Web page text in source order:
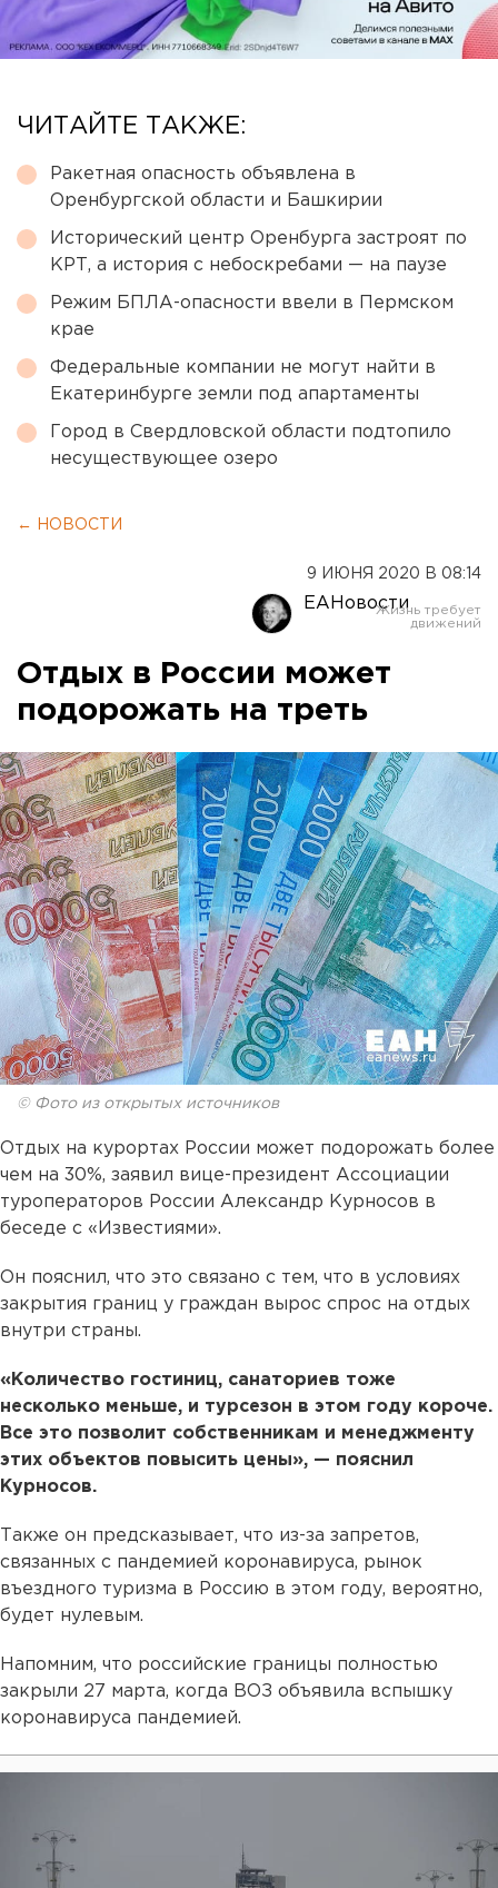
ЧИТАЙТЕ ТАКЖЕ:
Ракетная опасность объявлена в
Оренбургской области и Башкирии
Исторический центр Оренбурга застроят по
КРТ, а история с небоскребами — на паузе
Режим БПЛА-опасности ввели в Пермском
крае
Федеральные компании не могут найти в
Екатеринбурге земли под апартаменты
Город в Свердловской области подтопило
несуществующее озеро
← НОВОСТИ
9 ИЮНЯ 2020 В 08:14
ЕАНовости
Отдых в России может
подорожать на треть
© Фото из открытых источников
Отдых на курортах России может подорожать более
чем на 30%, заявил вице-президент Ассоциации
туроператоров России Александр Курносов в
беседе с «Известиями».
Он пояснил, что это связано с тем, что в условиях
закрытия границ у граждан вырос спрос на отдых
внутри страны.
«Количество гостиниц, санаториев тоже
несколько меньше, и турсезон в этом году короче.
Все это позволит собственникам и менеджменту
этих объектов повысить цены», — пояснил
Курносов.
Также он предсказывает, что из-за запретов,
связанных с пандемией коронавируса, рынок
въездного туризма в Россию в этом году, вероятно,
будет нулевым.
Напомним, что российские границы полностью
закрыли 27 марта, когда ВОЗ объявила вспышку
коронавируса пандемией.